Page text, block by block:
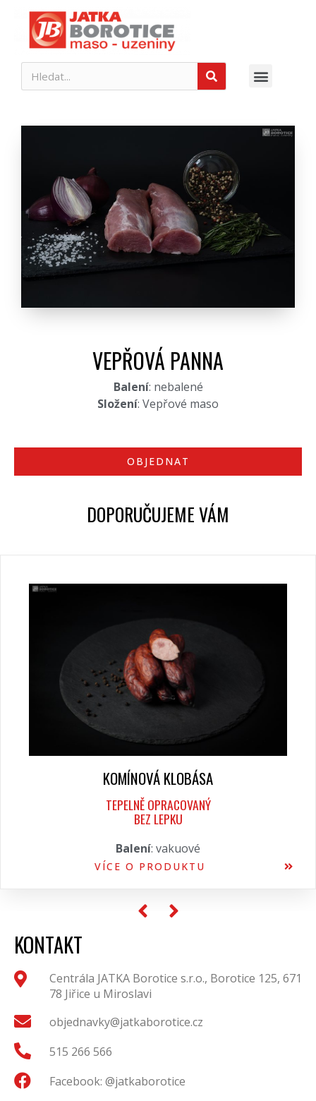
VEPŘOVÁ PANNA
Balení: nebalené
Složení: Vepřové maso
OBJEDNAT
DOPORUČUJEME VÁM
KOMÍNOVÁ KLOBÁSA
TEPELNĚ OPRACOVANÝ
BEZ LEPKU
Balení: vakuové
VÍCE O PRODUKTU
KONTAKT
Centrála JATKA Borotice s.r.o., Borotice 125, 671
78 Jiřice u Miroslavi
objednavky@jatkaborotice.cz
515 266 566
Facebook: @jatkaborotice